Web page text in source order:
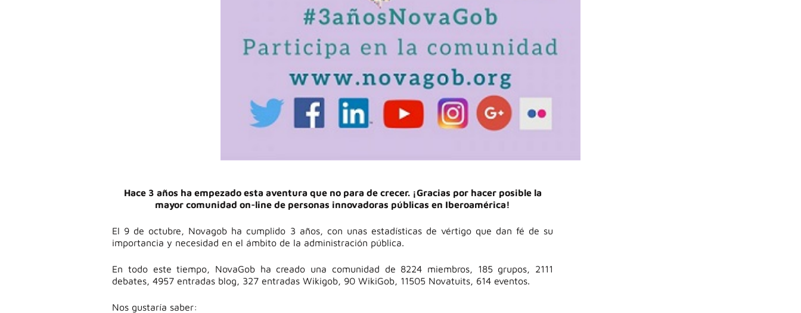
Hace 3 años ha empezado esta aventura que no para de crecer. ¡Gracias por hacer posible la
mayor comunidad on-line de personas innovadoras públicas en Iberoamérica!
El 9 de octubre, Novagob ha cumplido 3 años, con unas estadísticas de vértigo que dan fé de su
importancia y necesidad en el ámbito de la administración pública.
En todo este tiempo, NovaGob ha creado una comunidad de 8224 miembros, 185 grupos, 2111
debates, 4957 entradas blog, 327 entradas Wikigob, 90 WikiGob, 11505 Novatuits, 614 eventos.
Nos gustaría saber: